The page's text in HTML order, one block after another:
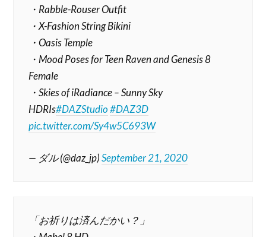
・Rabble-Rouser Outfit
・X-Fashion String Bikini
・Oasis Temple
・Mood Poses for Teen Raven and Genesis 8
Female
・Skies of iRadiance – Sunny Sky
HDRIs#DAZStudio #DAZ3D
pic.twitter.com/Sy4w5C693W
— ダル (@daz_jp)September 21, 2020
「お祈りは済んだかい？」